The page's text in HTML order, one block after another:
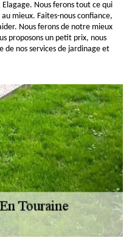
Nous ferons tout ce qui
mieux. Faites-nous confiance,
Nous ferons de notre mieux
proposons un petit prix, nous
de nos services de jardinage et